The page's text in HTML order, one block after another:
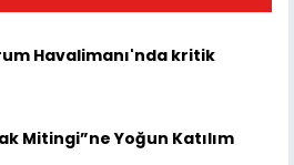
Havalimanı'nda kritik
Mitingi”ne Yoğun Katılım